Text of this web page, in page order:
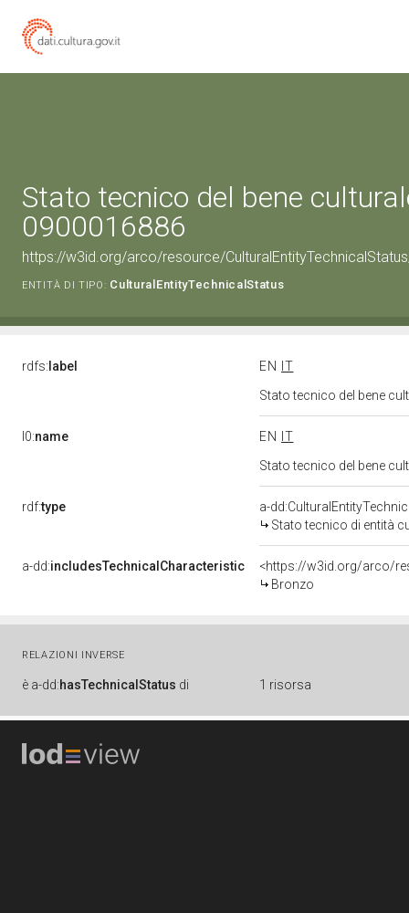
Stato tecnico del bene
0900016886
https://w3id.org/arco/resource/
ENTITÀ DI TIPO: CulturalEntityTechnicalStatus
rdfs: label EN
IT
Stato tecnico del bene
l0:name EN
IT
Stato tecnico del bene
rdf:type
a-
Stato tecnico di entità
a-dd:includesTechnicalCharacteristic
<https://w3id.org/arco/
Bronzo
RELAZIONI INVERSE
è a-dd:hasTechnicalStatus di 1 risorsa